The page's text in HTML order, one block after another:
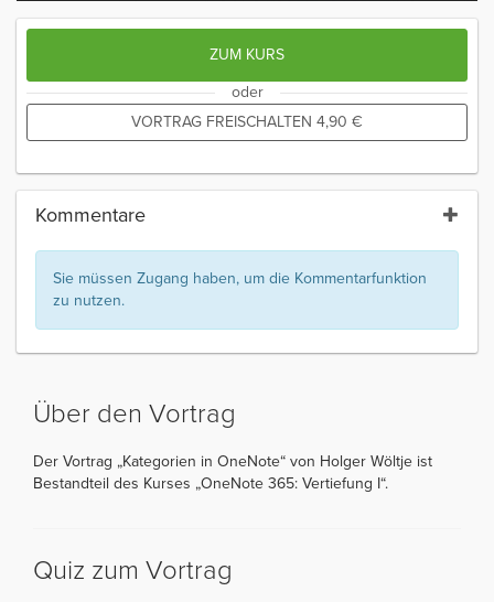
ZUM KURS
oder
VORTRAG FREISCHALTEN 4,90 €
Kommentare
Sie müssen Zugang haben, um die Kommentarfunktion
zu nutzen.
Über den Vortrag
Der Vortrag „Kategorien in OneNote“ von Holger Wöltje ist
Bestandteil des Kurses „OneNote 365: Vertiefung I“.
Quiz zum Vortrag